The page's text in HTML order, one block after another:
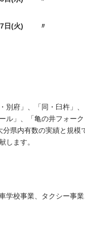
日(火) 〃
別府」、「同・臼杵」
ル」、「亀の井フォー
県内有数の実績と規模
します。
学校事業、タクシー事